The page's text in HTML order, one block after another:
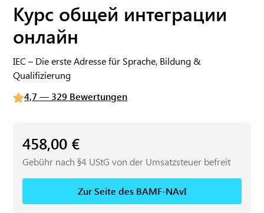
Курс общей интеграции
онлайн
IEC – Die erste Adresse für Sprache, Bildung &
Qualifizierung
4,7 — 329 Bewertungen
458,00 €
Gebühr nach §4 UStG von der Umsatzsteuer befreit
Zur Seite des BAMF-NAvI